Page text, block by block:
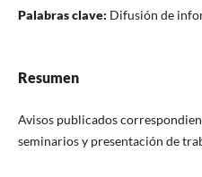
Palabras clave: Difusión de
Resumen
Avisos publicados
seminarios y presentación de